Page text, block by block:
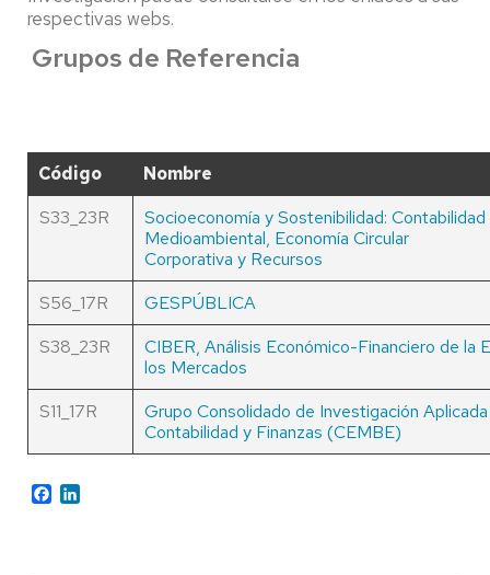
respectivas webs.
Grupos de Referencia
Código
Nombre
S33_23R
Socioeconomía y Sostenibilidad: Contabilidad
Medioambiental, Economía Circular
Corporativa y Recursos
S56_17R
GESPÚBLICA
S38_23R
CIBER, Análisis Económico-Financiero de la
los Mercados
S11_17R
Grupo Consolidado de Investigación
Contabilidad y Finanzas (CEMBE)
Facebook